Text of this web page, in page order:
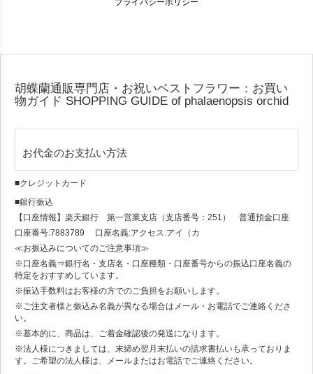
プライバシーポリシー
胡蝶蘭通販専門店・お祝いベストフラワー：お買い
物ガイド SHOPPING GUIDE of phalaenopsis orchid
お代金のお支払い方法
■クレジットカード
■銀行振込
【口座情報】楽天銀行 第一営業支店（支店番号：251） 普通預金口座
口座番号:7883789 口座名義:アクセス.アイ（カ
≪お振込みについてのご注意事項≫
※口座名義⇒銀行名・支店名・口座種類・口座番号からの振込口座名義の
特定をおすすめしています。
※振込手数料はお客様の方でのご負担をお願いします。
※ご注文者様と振込み名義が異なる場合はメール・お電話でご連絡くださ
い。
※基本的に、商品は、ご着金確認後の発送になります。
※法人様につきましては、末締め翌月末払いの請求書払いも承っておりま
す。ご希望の法人様は、メールまたはお電話でご連絡ください。